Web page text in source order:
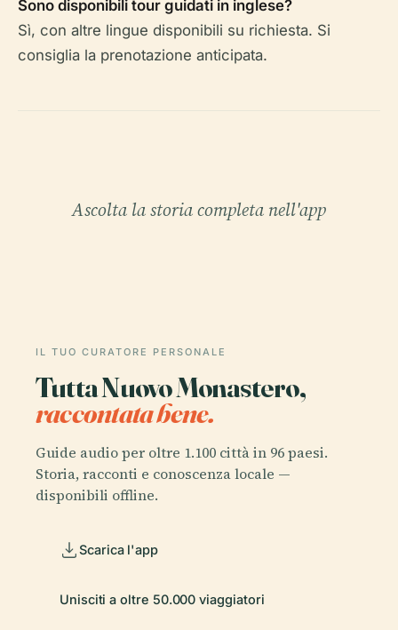
Sono disponibili tour guidati in inglese?
Sì, con altre lingue disponibili su richiesta. Si
consiglia la prenotazione anticipata.
Ascolta la storia completa nell'app
IL TUO CURATORE PERSONALE
Tutta Nuovo Monastero,
raccontata bene.
Guide audio per oltre 1.100 città in 96 paesi.
Storia, racconti e conoscenza locale —
disponibili offline.
Scarica l'app
Unisciti a oltre 50.000 viaggiatori